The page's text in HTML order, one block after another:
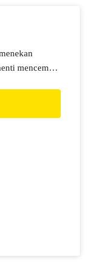
mencemari